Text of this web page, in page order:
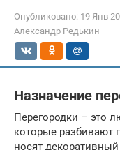
Опубликовано: 19 Янв
Александр Редькин
Назначение
Перегородки – это
которые разбивают
носят декоративный